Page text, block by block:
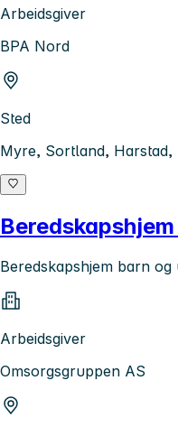
Arbeidsgiver
BPA Nord
Sted
Myre, Sortland, Harstad,
Beredskapshjem barn og
Arbeidsgiver
Omsorgsgruppen AS